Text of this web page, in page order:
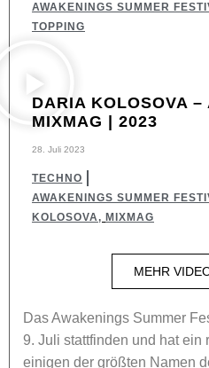
AWAKENINGS SUMMER
TOPPING
DARIA KOLOSOVA –
MIXMAG | 2023
28. Juli 2023
TECHNO
AWAKENINGS SUMMER
KOLOSOVA, MIXMAG
MEHR
Das Awakenings Summer
9. Juli stattfinden und hat ein
einigen der größten Namen